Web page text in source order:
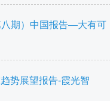
期）中国报告—大有可
势展望报告-霞光智